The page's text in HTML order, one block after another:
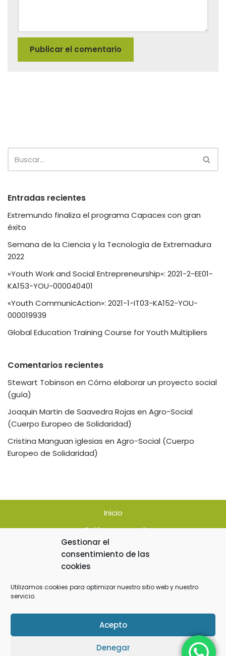
Gestionar el
consentimiento de las
cookies
Utilizamos cookies para optimizar nuestro sitio web y nuestro
servicio.
Acepto
Denegar
Entradas recientes
Extremundo finaliza el programa Capacex con gran
éxito
Semana de la Ciencia y la Tecnología de Extremadura
2022
«Youth Work and Social Entrepreneurship»: 2021-2-EE01-
KA153-YOU-000040401
«Youth CommunicAction»: 2021-1-IT03-KA152-YOU-
000019939
Global Education Training Course for Youth Multipliers
Comentarios recientes
Stewart Tobinson en Cómo elaborar un proyecto social
(guía)
Joaquin Martin de Saavedra Rojas en Agro-Social
(Cuerpo Europeo de Solidaridad)
Cristina Manguan iglesias en Agro-Social (Cuerpo
Europeo de Solidaridad)
Inicio
¿Quiénes somos?
Estatutos
Proyectos
Contacto